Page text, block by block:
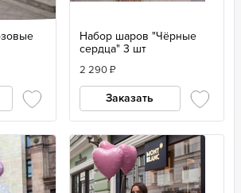
Набор шаров "Чёрные
сердца" 3 шт
2 290₽
Заказать